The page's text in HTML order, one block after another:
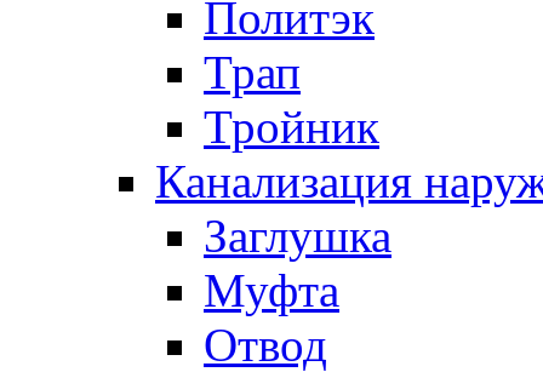
Политэк
Трап
Тройник
Канализация
Заглушка
Муфта
Отвод